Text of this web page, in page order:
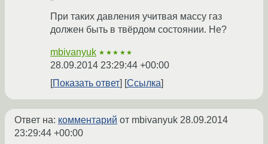
При таких давления учитвая массу газ
должен быть в твёрдом состоянии. Не?
mbivanyuk ★★★★★
28.09.2014 23:29:44 +00:00
Показать ответ
Ссылка
Ответ на: комментарий от mbivanyuk 28.09.2014
23:29:44 +00:00